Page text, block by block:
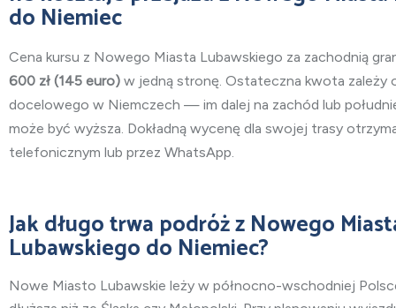
do Niemiec
Cena kursu z Nowego Miasta Lubawskiego za zachodnią
600 zł (145 euro) w jedną stronę. Ostateczna kwota zależy
docelowego w Niemczech — im dalej na zachód lub
może być wyższa. Dokładną wycenę dla swojej trasy
telefonicznym lub przez WhatsApp.
Jak długo trwa podróż z Nowego
Lubawskiego do Niemiec?
Nowe Miasto Lubawskie leży w północno-wschodniej